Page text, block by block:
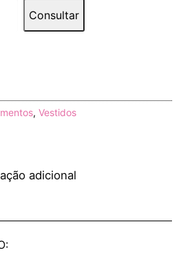
Consultar
, Vestidos
adicional